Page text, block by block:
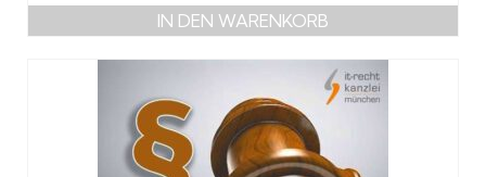
IN DEN WARENKORB